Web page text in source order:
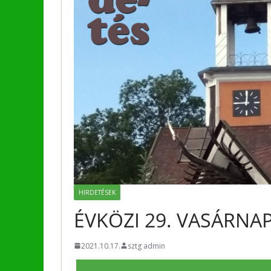
HIRDETÉSEK
ÉVKÖZI 29.
2021.10.17. sztg admin